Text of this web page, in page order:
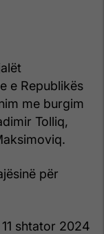
e Republikës
me burgim
Tolliq,
për
shtator 2024